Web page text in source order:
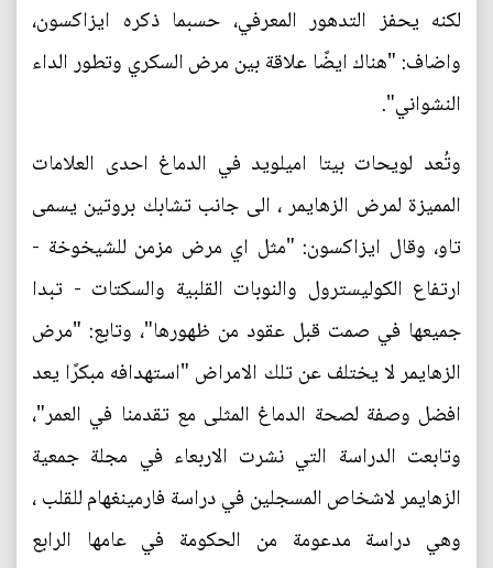
لكنه يحفز التدهور المعرفي، حسبما ذكره ايزاكسون،
واضاف: "هناك ايضًا علاقة بين مرض السكري وتطور الداء
النشواني".
وتُعد لويحات بيتا اميلويد في الدماغ احدى العلامات
المميزة لمرض الزهايمر ، الى جانب تشابك بروتين يسمى
تاو، وقال ايزاكسون: "مثل اي مرض مزمن للشيخوخة -
ارتفاع الكوليسترول والنوبات القلبية والسكتات - تبدا
جميعها في صمت قبل عقود من ظهورها"، وتابع: "مرض
الزهايمر لا يختلف عن تلك الامراض "استهدافه مبكرًا يعد
افضل وصفة لصحة الدماغ المثلى مع تقدمنا في العمر"،
وتابعت الدراسة التي نشرت الاربعاء في مجلة جمعية
الزهايمر لاشخاص المسجلين في دراسة فارمينغهام للقلب ،
وهي دراسة مدعومة من الحكومة في عامها الرابع